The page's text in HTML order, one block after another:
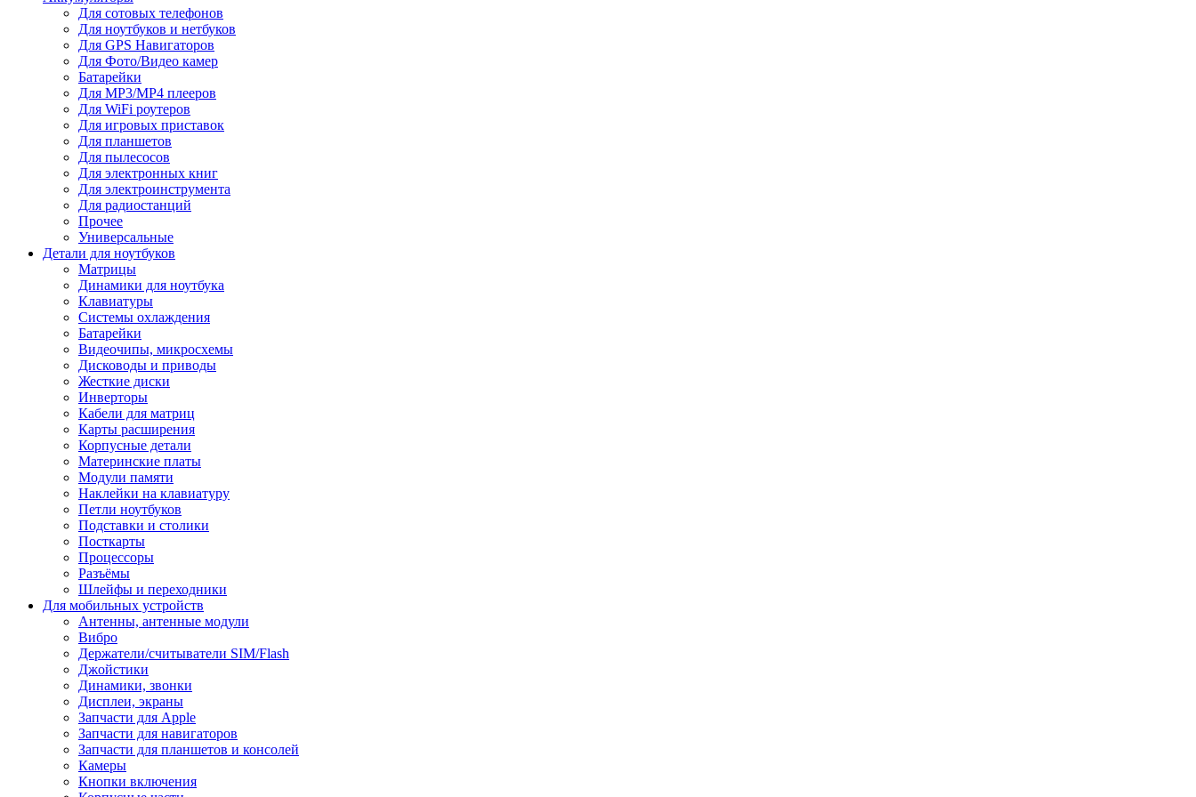
Для сотовых телефонов
Для ноутбуков и нетбуков
Для GPS Навигаторов
Для Фото/Видео камер
Батарейки
Для MP3/MP4 плееров
Для WiFi роутеров
Для игровых приставок
Для планшетов
Для пылесосов
Для электронных книг
Для электроинструмента
Для радиостанций
Прочее
Универсальные
Детали для ноутбуков
Матрицы
Динамики для ноутбука
Клавиатуры
Системы охлаждения
Батарейки
Видеочипы, микросхемы
Дисководы и приводы
Жесткие диски
Инверторы
Кабели для матриц
Карты расширения
Корпусные детали
Материнские платы
Модули памяти
Наклейки на клавиатуру
Петли ноутбуков
Подставки и столики
Посткарты
Процессоры
Разъёмы
Шлейфы и переходники
Для мобильных устройств
Антенны, антенные модули
Вибро
Держатели/считыватели SIM/Flash
Джойстики
Динамики, звонки
Дисплеи, экраны
Запчасти для Apple
Запчасти для навигаторов
Запчасти для планшетов и консолей
Камеры
Кнопки включения